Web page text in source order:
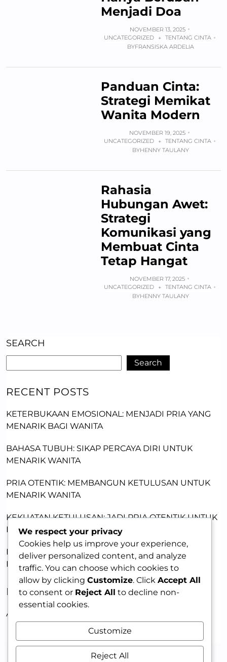
Menjadi Doa
NOVEMBER 13, 2025
UNCATEGORIZED
+ TENTANG CINTA
BYFRANSISKA ARDELIA
Panduan Cinta:
Strategi Memikat
Wanita Modern
NOVEMBER 19, 2025
UNCATEGORIZED
+ TENTANG CINTA
BYHENNY TAULANY
Rahasia
Hubungan Awet:
Strategi
Komunikasi yang
Membuat Cinta
Tetap Hangat
NOVEMBER 17, 2025
UNCATEGORIZED
+ TENTANG CINTA
BYHENNY TAULANY
SEARCH
Search
RECENT POSTS
KETERBUKAAN EMOSIONAL: MENJADI PRIA YANG
MENARIK BAGI WANITA
BAHASA TUBUH: SIKAP PERCAYA DIRI UNTUK
MENARIK WANITA
PRIA OTENTIK: MEMBANGUN KETULUSAN UNTUK
MENARIK WANITA
KEKUATAN KETULUSAN: JADI PRIA OTENTIK UNTUK
DAYA TARIK
PRIA MENARIK: MEMBANGUN KEPERCAYAAN DIRI
DENGAN KETULUSAN
RECENT COMMENTS
A WordPress Commenter
We respect your privacy
Cookies help us improve your experience,
deliver personalized content, and analyze
traffic. You can choose which cookies to
allow by clicking Customize. Click Accept All
to consent or Reject All to decline non-
essential cookies.
Customize
Reject All